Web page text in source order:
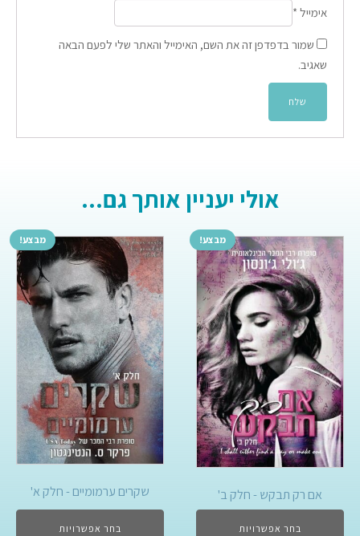
אימייל *
שמור בדפדפן זה את השם, האימייל והאתר שלי לפעם הבאה
שאגיב.
אולי יעניין אותך גם...
מבצע!
אם רק תבקש - חלק ב'
בחר אפשרויות
מבצע!
שקרים ערמומיים - חלק א'
בחר אפשרויות